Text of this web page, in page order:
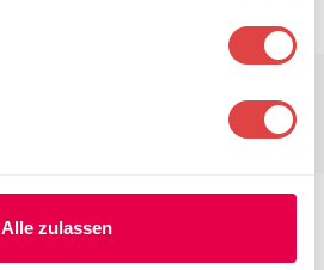
Alle zulassen